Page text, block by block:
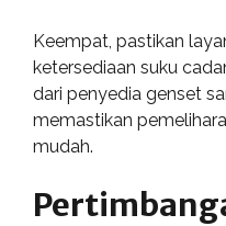
Keempat, pastikan
ketersediaan suku
dari penyedia genset
memastikan
mudah.